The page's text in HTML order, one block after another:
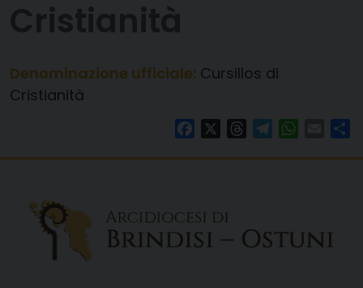
Denominazione ufficiale: Cursillos di
Cristianità
FacebookThreadsTelegram Email